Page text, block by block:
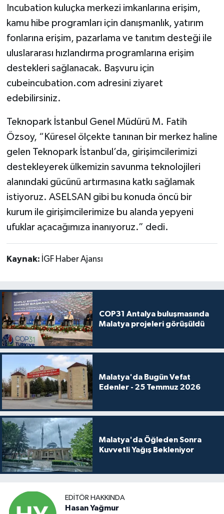
Incubation kuluçka merkezi imkanlarına erişim,
kamu hibe programları için danışmanlık, yatırım
fonlarına erişim, pazarlama ve tanıtım desteği ile
uluslararası hızlandırma programlarına erişim
destekleri sağlanacak. Başvuru için
cubeincubation.com adresini ziyaret
edebilirsiniz.
Teknopark İstanbul Genel Müdürü M. Fatih
Özsoy, “Küresel ölçekte tanınan bir merkez haline
gelen Teknopark İstanbul’da, girişimcilerimizi
destekleyerek ülkemizin savunma teknolojileri
alanındaki gücünü artırmasına katkı sağlamak
istiyoruz. ASELSAN gibi bu konuda öncü bir
kurum ile girişimcilerimize bu alanda yepyeni
ufuklar açacağımıza inanıyoruz.” dedi.
Kaynak: İGF Haber Ajansı
COP31 Antalya buluşmasında
Malatya projeleri görüşüldü
Malatya'da Bugün Vefat
Edenler - 25 Temmuz 2026
Malatya'da Öğleden Sonra
Kuvvetli Yağış Bekleniyor
EDITÖR HAKKINDA
Hasan Yağmur